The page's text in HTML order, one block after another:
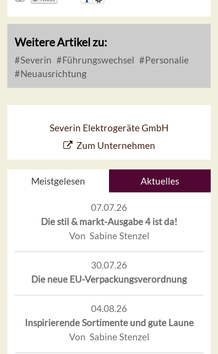
Weitere Artikel zu:
Severin Führungswechsel
Personalie
Neuausrichtung
Severin Elektrogeräte GmbH
Zum Unternehmen
Meistgelesen Aktuelles
07.07.26
Die stil & markt-Ausgabe 4 ist da!
Von Sabine Stenzel
30.07.26
Die neue EU-Verpackungsverordnung
04.08.26
Inspirierende Sortimente und gute Laune
Von Sabine Stenzel